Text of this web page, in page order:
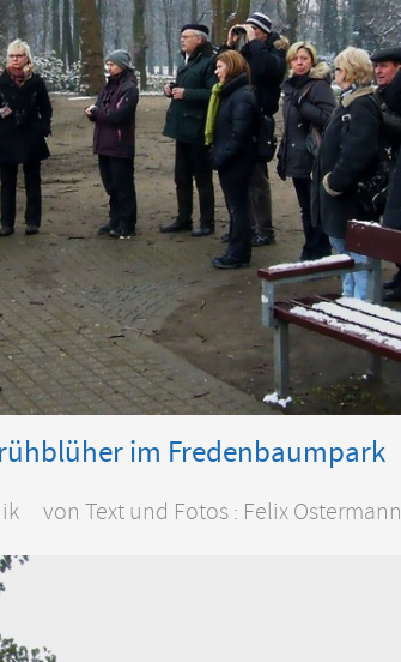
im Fredenbaumpark
von Text und Fotos : Felix Ostermann